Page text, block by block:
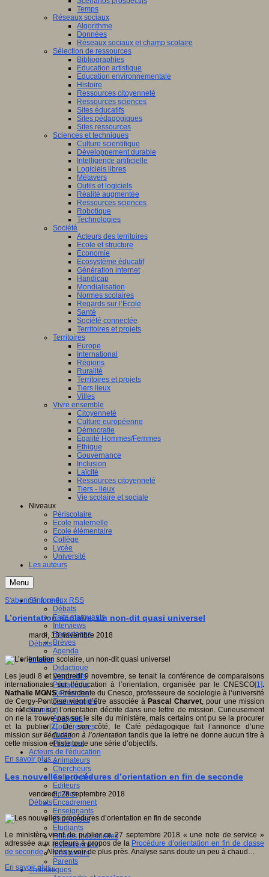
Temps
Réseaux sociaux
Algorithme
Données
Réseaux sociaux et champ scolaire
Sélection de ressources
Bibliographies
Education artistique
Education environnementale
Histoire
Ressources citoyenneté
Ressources sciences
Sites éducatifs
Sites pédagogiques
Sites ressources
Sciences et techniques
Culture scientifique
Développement durable
Intelligence artificielle
Logiciels libres
Métavers
Outils et logiciels
Réalité augmentée
Ressources sciences
Robotique
Technologies
Société
Acteurs des territoires
Ecole et structure
Economie
Ecosystème éducatif
Génération internet
Handicap
Mondialisation
Normes scolaires
Regards sur l’Ecole
Santé
Société connectée
Territoires et projets
Territoires
Europe
International
Régions
Ruralité
Territoires et projets
Tiers lieux
Villes
Vivre ensemble
Citoyenneté
Culture européenne
Démocratie
Egalité Hommes/Femmes
Ethique
Gouvernance
Inclusion
Laïcité
Ressources citoyenneté
Tiers - lieux
Vie scolaire et sociale
Niveaux
Périscolaire
Ecole maternelle
Ecole élémentaire
Collège
Lycée
Université
Les auteurs
Menu
S'informer
Débats
Faits marquants
Interviews
Reportages
Brèves
Agenda
Innover
Didactique
Dispositifs
Pédagogie
Recherche
Technologies
Savoir(s)
Analyses
Conférences
Outils
Pratiques
Acteurs de l'éducation
Animateurs
Chercheurs
Collectivités
Editeurs
EdTech
Encadrement
Enseignants
Entreprises
Etudiants
Filières industrielles
Institutionnels
Médiateurs
Parents
Thématiques
S'abonner à ce flux RSS
L’orientation scolaire, un non-dit quasi universel
mardi, 13 novembre 2018
Débats
Les jeudi 8 et vendredi 9 novembre, se tenait la conférence de comparaisons
internationales sur l’éducation à l’orientation, organisée par le CNESCO[1].
Nathalie MONS, Présidente du Cnesco, professeure de sociologie à l’université
de Cergy-Pontoise vient d’être associée à Pascal Charvet, pour une mission
de réflexion sur l’orientation décrite dans une lettre de mission. Curieusement
on ne la trouve pas sur le site du ministère, mais certains ont pu se la procurer
et la publier[2]. De son côté, le Café pédagogique fait l’annonce d’une
missionsur l’éducation à l’orientation tandis que la lettre ne donne aucun titre à
cette mission et liste toute une série d’objectifs.
En savoir plus...
Les nouvelles procédures d’orientation en fin de seconde
vendredi, 28 septembre 2018
Débats
Le ministère vient de publier ce 27 septembre 2018 « une note de service »
adressée aux recteurs à propos de la Procédure d’orientation en fin de classe
de seconde. Allons y voir de plus près. Analyse sans doute un peu à chaud…
En savoir plus...